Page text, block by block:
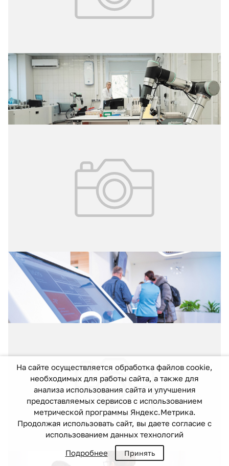
07.07.2026 № 3(73)
Лабораторная служба Москвы: вектор
развития
13.05.2026 № 2(72)
Проактивная медицина – современный
тренд амбулаторной помощи
На сайте осуществляется обработка файлов cookie,
необходимых для работы сайта, а также для
анализа использования сайта и улучшения
предоставляемых сервисов с использованием
метрической программы Яндекс.Метрика.
Продолжая использовать сайт, вы даете согласие с
использованием данных технологий
Подробнее
Принять